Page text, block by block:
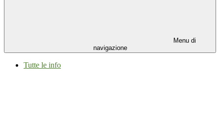
Menu di
navigazione
Tutte le info